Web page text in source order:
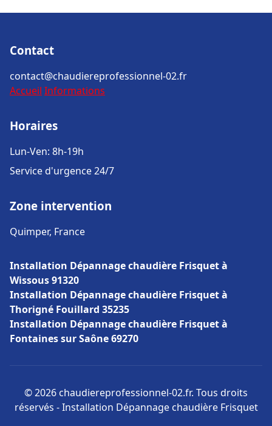
Contact
contact@chaudiereprofessionnel-02.fr
Accueil Informations
Horaires
Lun-Ven: 8h-19h
Service d'urgence 24/7
Zone intervention
Quimper, France
Installation Dépannage chaudière Frisquet à
Wissous 91320
Installation Dépannage chaudière Frisquet à
Thorigné Fouillard 35235
Installation Dépannage chaudière Frisquet à
Fontaines sur Saône 69270
© 2026 chaudiereprofessionnel-02.fr. Tous droits
réservés - Installation Dépannage chaudière Frisquet